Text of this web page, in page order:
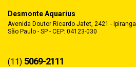
Desmonte Aquarius
Avenida Doutor Ricardo Jafet, 2421 - Ipiranga
São Paulo - SP - CEP: 04123-030
(11) 5069-2111